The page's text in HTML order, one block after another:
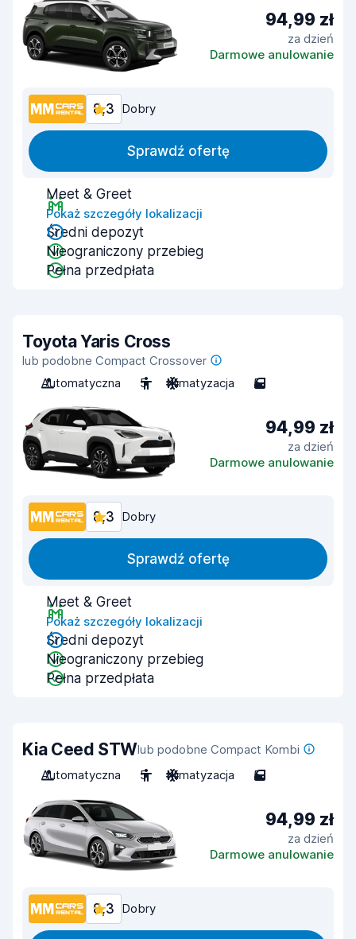
94,99 zł
za dzień
Darmowe anulowanie
8,3 Dobry
Sprawdź ofertę
Meet & Greet
Pokaż szczegóły lokalizacji
Średni depozyt
Nieograniczony przebieg
Pełna przedpłata
Toyota Yaris Cross
lub podobne Compact Crossover
Automatyczna
5 Klimatyzacja 5
94,99 zł
za dzień
Darmowe anulowanie
8,3 Dobry
Sprawdź ofertę
Meet & Greet
Pokaż szczegóły lokalizacji
Średni depozyt
Nieograniczony przebieg
Pełna przedpłata
Kia Ceed STWlub podobne Compact Kombi
Automatyczna
5 Klimatyzacja 5
94,99 zł
za dzień
Darmowe anulowanie
8,3 Dobry